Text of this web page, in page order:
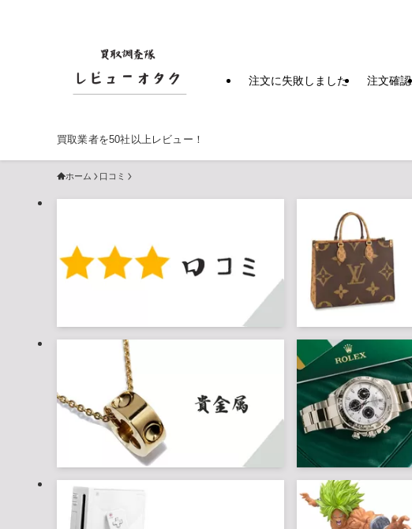
買取業者を50社以上レビュー！
注文に失敗しました 注文確認
ホーム 口コミ